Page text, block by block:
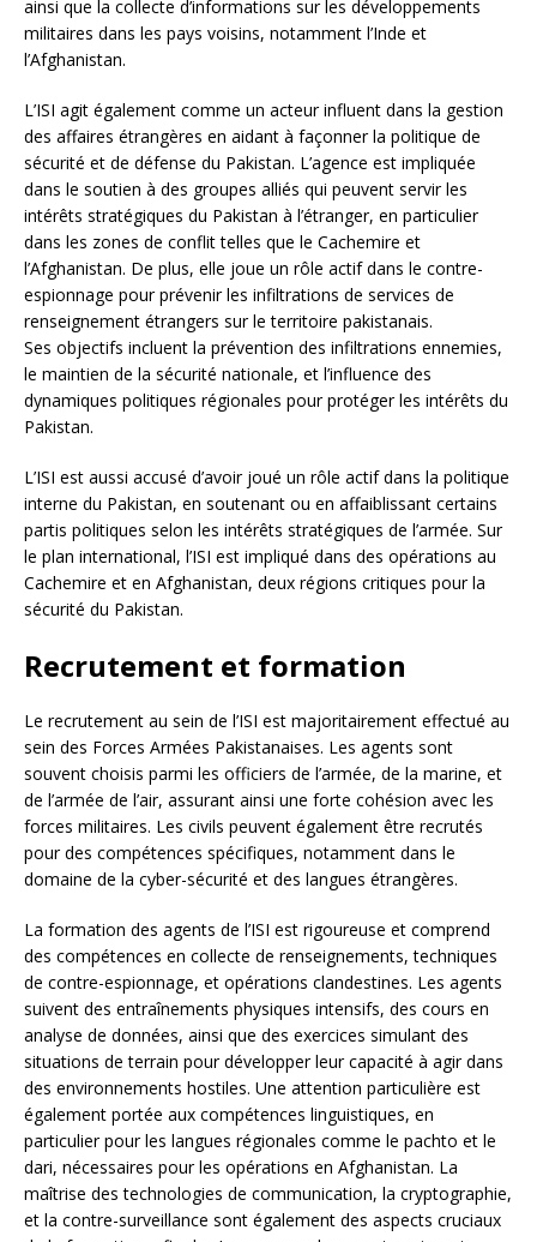
ainsi que la collecte d’informations sur les développements
militaires dans les pays voisins, notamment l’Inde et
l’Afghanistan.
L’ISI agit également comme un acteur influent dans la gestion
des affaires étrangères en aidant à façonner la politique de
sécurité et de défense du Pakistan. L’agence est impliquée
dans le soutien à des groupes alliés qui peuvent servir les
intérêts stratégiques du Pakistan à l’étranger, en particulier
dans les zones de conflit telles que le Cachemire et
l’Afghanistan. De plus, elle joue un rôle actif dans le contre-
espionnage pour prévenir les infiltrations de services de
renseignement étrangers sur le territoire pakistanais.
Ses objectifs incluent la prévention des infiltrations ennemies,
le maintien de la sécurité nationale, et l’influence des
dynamiques politiques régionales pour protéger les intérêts du
Pakistan.
L’ISI est aussi accusé d’avoir joué un rôle actif dans la politique
interne du Pakistan, en soutenant ou en affaiblissant certains
partis politiques selon les intérêts stratégiques de l’armée. Sur
le plan international, l’ISI est impliqué dans des opérations au
Cachemire et en Afghanistan, deux régions critiques pour la
sécurité du Pakistan.
Recrutement et formation
Le recrutement au sein de l’ISI est majoritairement effectué au
sein des Forces Armées Pakistanaises. Les agents sont
souvent choisis parmi les officiers de l’armée, de la marine, et
de l’armée de l’air, assurant ainsi une forte cohésion avec les
forces militaires. Les civils peuvent également être recrutés
pour des compétences spécifiques, notamment dans le
domaine de la cyber-sécurité et des langues étrangères.
La formation des agents de l’ISI est rigoureuse et comprend
des compétences en collecte de renseignements, techniques
de contre-espionnage, et opérations clandestines. Les agents
suivent des entraînements physiques intensifs, des cours en
analyse de données, ainsi que des exercices simulant des
situations de terrain pour développer leur capacité à agir dans
des environnements hostiles. Une attention particulière est
également portée aux compétences linguistiques, en
particulier pour les langues régionales comme le pachto et le
dari, nécessaires pour les opérations en Afghanistan. La
maîtrise des technologies de communication, la cryptographie,
et la contre-surveillance sont également des aspects cruciaux